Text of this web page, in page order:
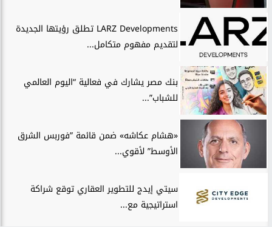
LARZ Developments تطلق رؤيتها الجديدة
لتقديم مفهوم متكامل...
بنك مصر يشارك في فعالية “اليوم العالمي
للشباب”...
«هشام عكاشه» ضمن قائمة ”فوربس الشرق
الأوسط” لأقوي...
سيتي إيدج للتطوير العقاري توقع شراكة
استراتيجية مع...